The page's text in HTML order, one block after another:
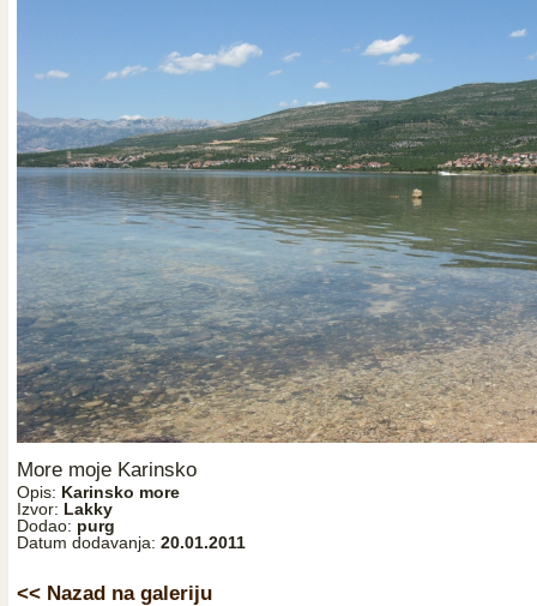
More moje Karinsko
Opis: Karinsko more
Izvor: Lakky
Dodao: purg
Datum dodavanja: 20.01.2011
<< Nazad na galeriju